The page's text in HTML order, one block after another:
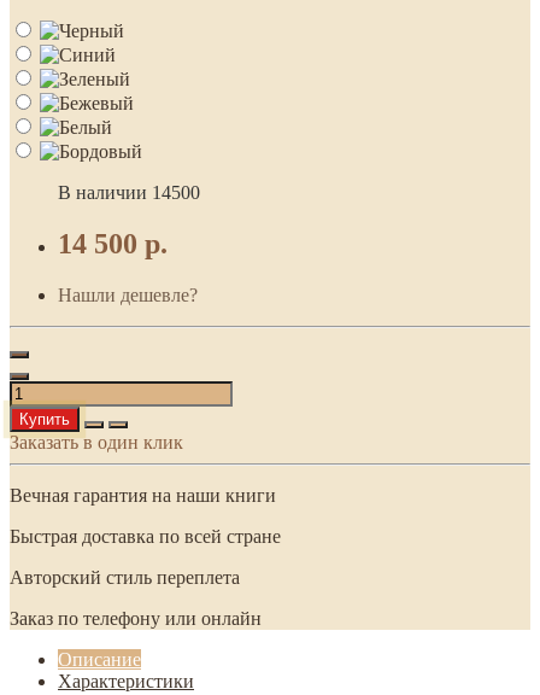
В наличии 14500
14 500 р.
Нашли дешевле?
Купить
Заказать в один клик
Вечная гарантия на наши книги
Быстрая доставка по всей стране
Авторский стиль переплета
Заказ по телефону или онлайн
Описание
Характеристики